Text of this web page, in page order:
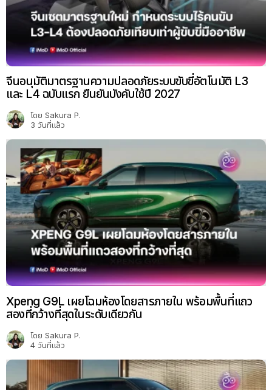
จีนอนุมัติมาตรฐานความปลอดภัยระบบขับขี่อัตโนมัติ L3
และ L4 ฉบับแรก ยืนยันบังคับใช้ปี 2027
โดย Sakura P.
3 วันที่แล้ว
Xpeng G9L เผยโฉมห้องโดยสารภายใน พร้อมพื้นที่แถว
สองที่กว้างที่สุดในระดับเดียวกัน
โดย Sakura P.
4 วันที่แล้ว